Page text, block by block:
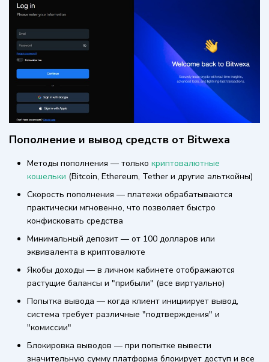
Пополнение и вывод средств от Bitwexa
Методы пополнения — только криптовалютные
кошельки (Bitcoin, Ethereum, Tether и другие альткойны)
Скорость пополнения — платежи обрабатываются
практически мгновенно, что позволяет быстро
конфисковать средства
Минимальный депозит — от 100 долларов или
эквивалента в криптовалюте
Якобы доходы — в личном кабинете отображаются
растущие балансы и "прибыли" (все виртуально)
Попытка вывода — когда клиент инициирует вывод,
система требует различные "подтверждения" и
"комиссии"
Блокировка выводов — при попытке вывести
значительную сумму платформа блокирует доступ и все